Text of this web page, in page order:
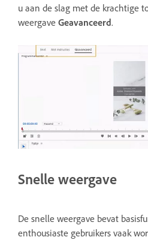
u aan de slag met de krachtige
weergave Geavanceerd.
Snelle weergave
De snelle weergave bevat
enthousiaste gebruikers vaak